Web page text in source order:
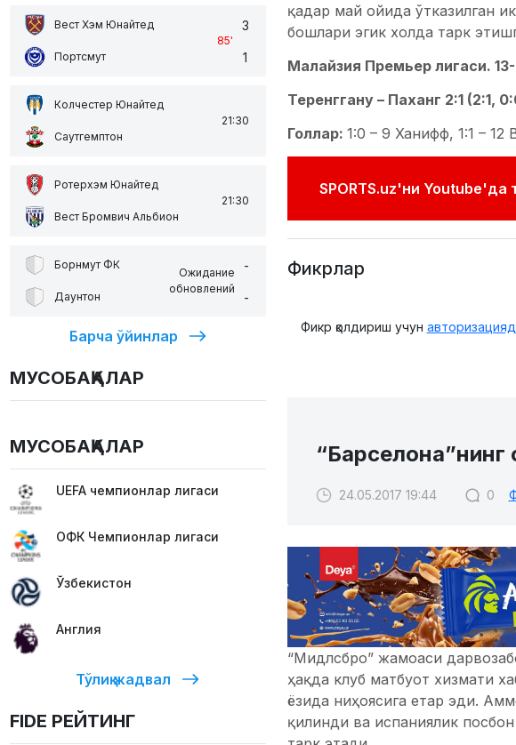
Вест Хэм Юнайтед
Портсмут
85'
3
1
Колчестер Юнайтед
Саутгемптон
21:30
Ротерхэм Юнайтед
Вест Бромвич Альбион
21:30
Борнмут ФК
Даунтон
Ожидание
обновлений
-
-
Барча ўйинлар
МУСОБАҚАЛАР
МУСОБАҚАЛАР
UEFA чемпионлар лигаси
ОФК Чемпионлар лигаси
Ўзбекистон
Англия
Тўлиқ жадвал
FIDE РЕЙТИНГ
қадар май ойида ўтказилган
бошлари эгик холда тарк
Малайзия Премьер лигаси.
Теренггану – Паханг 2:1 (2:1,
Голлар: 1:0 – 9 Ханифф, 1:1 – 12
SPORTS.uz'ни Youtube'да
Фикрлар
Фикр қолдириш учун
“Барселона”нинг
24.05.2017 19:44 0
“Мидлсбро” жамоаси
ҳақда клуб матбуот хизмати
ёзида ниҳоясига етар эди.
қилинди ва испаниялик